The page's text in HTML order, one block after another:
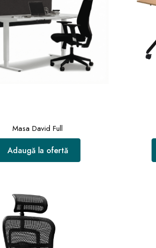
Masa David Full
Adaugă la ofertă